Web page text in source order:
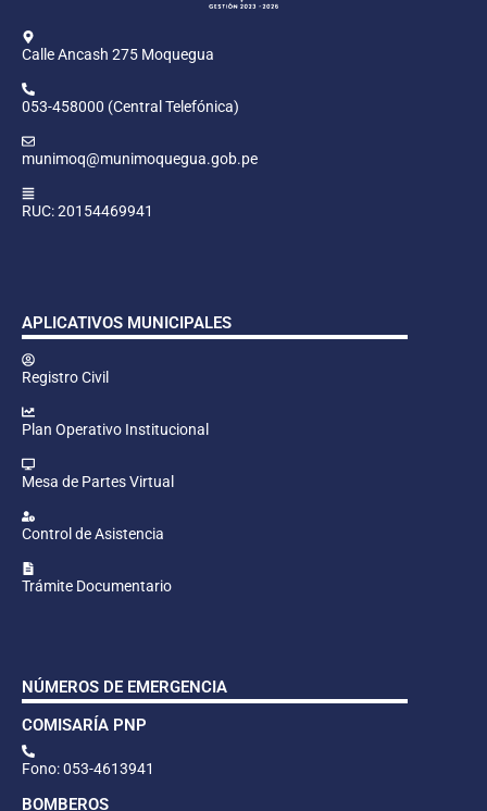
Calle Ancash 275 Moquegua
053-458000 (Central Telefónica)
munimoq@munimoquegua.gob.pe
RUC: 20154469941
APLICATIVOS MUNICIPALES
Registro Civil
Plan Operativo Institucional
Mesa de Partes Virtual
Control de Asistencia
Trámite Documentario
NÚMEROS DE EMERGENCIA
COMISARÍA PNP
Fono: 053-4613941
BOMBEROS